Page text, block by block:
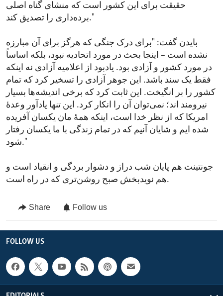
حقیقت برای این کشور است که منشای گناه اصلی
برده‌داری را تصدیق کند."
بایدن گفت: "برای درک جنگی که هرگز برای آن مبارزه
نشده است – اینجا بحث در مورد اتحادیه نبود، بلکه اساساً
در مورد کشور و آزادی بود. یادبود از اعلامیه آزادی نه اینکه
فقط یک سند باشد. این جوهر آزادی را تسخیر کرد که تمام
کشور را بر انگیخت. این ثابت کرد که برخی اندیشه‌ها بسیار
نیرومند اند؛ نمی‌توان آن را انکار کرد. این تنها یادآور وعدهٔ
امریکا که از نظر خدا است، اینکه همهٔ مان یکسان ‌آفریده
شده ایم و شایان آنیم که در تمام زندگی با ما یکسان رفتار
شود."
جونتینت هم پایان شب دراز و دشوار بردگی و انقیاد است و
هم نویدبخش صبح روشن‌تری که در راه است.
Share Follow us
FOLLOW US